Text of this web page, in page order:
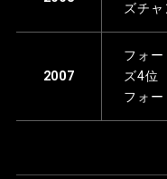
ズチ
2007
フォ
ズ4位
フォ